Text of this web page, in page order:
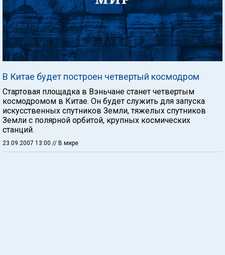
В Китае будет построен четвертый космодром
Стартовая площадка в Вэньчане станет четвертым
космодромом в Китае. Он будет служить для запуска
искусственных спутников Земли, тяжелых спутников
Земли с полярной орбитой, крупных космических
станций.
23.09.2007 13:00 // В мире